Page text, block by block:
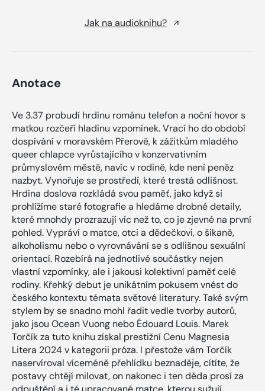
Jak na audioknihu?
Anotace
Ve 3.37 probudí hrdinu románu telefon a noční hovor s
matkou rozčeří hladinu vzpomínek. Vrací ho do období
dospívání v moravském Přerově, k zážitkům mladého
queer chlapce vyrůstajícího v konzervativním
průmyslovém městě, navíc v rodině, kde není peněz
nazbyt. Vynořuje se prostředí, které trestá odlišnost.
Hrdina doslova rozkládá svou paměť, jako když si
prohlížíme staré fotografie a hledáme drobné detaily,
které mnohdy prozrazují víc než to, co je zjevné na první
pohled. Vypráví o matce, otci a dědečkovi, o šikaně,
alkoholismu nebo o vyrovnávání se s odlišnou sexuální
orientací. Rozebírá na jednotlivé součástky nejen
vlastní vzpomínky, ale i jakousi kolektivní paměť celé
rodiny. Křehký debut je unikátním pokusem vnést do
českého kontextu témata světové literatury. Také svým
stylem by se snadno mohl řadit vedle tvorby autorů,
jako jsou Ocean Vuong nebo Édouard Louis. Marek
Torčík za tuto knihu získal prestižní Cenu Magnesia
Litera 2024 v kategorii próza. I přestože vám Torčík
naservíroval víceméně přehlídku beznaděje, cítíte, že
postavy chtějí milovat, on nakonec i ten děda prosí za